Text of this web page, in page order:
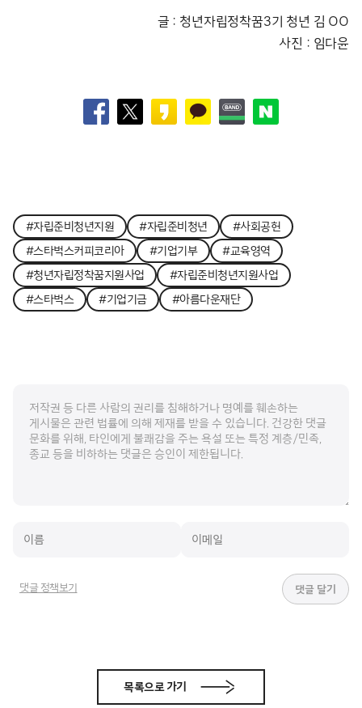
글 : 청년자립정착꿈3기 청년 김 OO
사진 : 임다윤
#자립준비청년지원 #자립준비청년
#사회공헌
#스타벅스커피코리아
#기업기부
#교육영역
#청년자립정착꿈지원사업
#자립준비청년지원사업
#스타벅스
#기업기금 #아름다운재단
댓글 정책보기
목록으로 가기